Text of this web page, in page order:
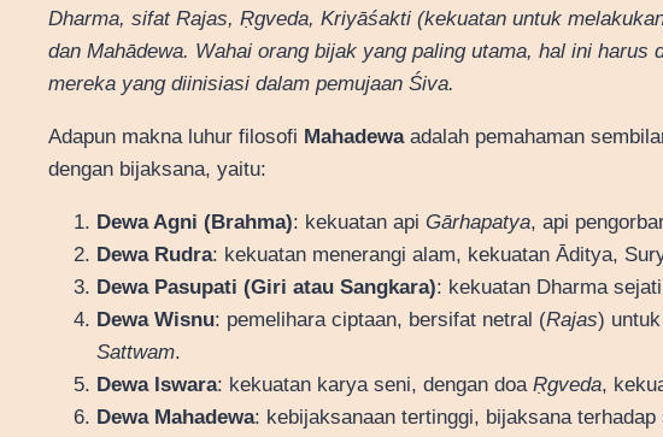
Dharma, sifat Rajas, Ṛgveda, Kriyāśakti (kekuatan untuk
dan Mahādewa. Wahai orang bijak yang paling utama, hal ini harus
mereka yang diinisiasi dalam pemujaan Śiva.
Adapun makna luhur filosofi Mahadewaadalah pemahaman
dengan bijaksana, yaitu:
Dewa Agni (Brahma): kekuatan api Gārhapatya, api
Dewa Rudra: kekuatan menerangi alam, kekuatan Āditya,
Dewa Pasupati (Giri atau Sangkara): kekuatan Dharma
Dewa Wisnu: pemelihara ciptaan, bersifat netral (Rajas)
Sattwam.
Dewa Iswara: kekuatan karya seni, dengan doa Ṛgveda,
Dewa Mahadewa: kebijaksanaan tertinggi, bijaksana